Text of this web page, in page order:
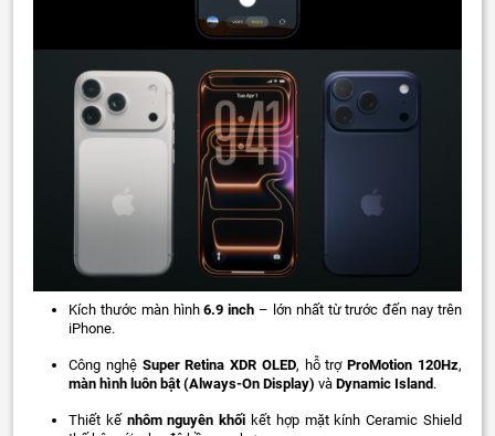
Kích thước màn hình6.9 inch – lớn nhất từ trước đến nay trên
iPhone.
Công nghệ Super Retina XDR OLED, hỗ trợProMotion 120Hz,
màn hình luôn bật (Always-On Display) và Dynamic Island.
Thiết kế nhôm nguyên khối kết hợp mặt kính Ceramic Shield